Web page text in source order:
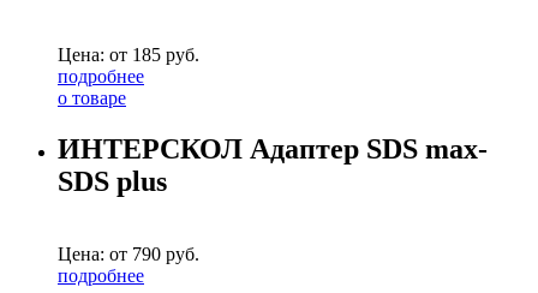
Цена: от 185 руб.
подробнее
о товаре
ИНТЕРСКОЛ Адаптер SDS max-
SDS plus
Цена: от 790 руб.
подробнее